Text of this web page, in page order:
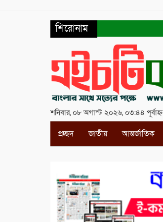
শিরোনাম
শনিবার, ০৮ অগাস্ট ২০২৬, ০৩:৪৪ পূর্বাহ্ন
প্রচ্ছদ জাতীয় আন্তর্জাতিক